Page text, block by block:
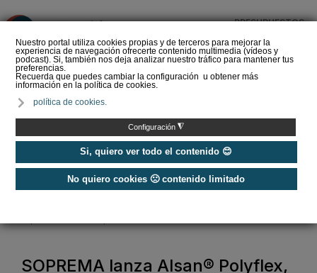
Nuestro portal utiliza cookies propias y de terceros para mejorar la
experiencia de navegación ofrecerte contenido multimedia (vídeos y
podcast). Si, también nos deja analizar nuestro tráfico para mantener tus
preferencias.
Recuerda que puedes cambiar la configuración u obtener más
información en la política de cookies.
política de cookies.
Configuración ◮
Si, quiero ver todo el contenido 😊
No quiero cookies 🙁 contenido limitado
PRESUPUESTOS
Global Services, un
nuevo estándar en s…
Construcción Sostenible / Aislamiento y Humedad
SOPREMA lanza Alsan® Polyflex,